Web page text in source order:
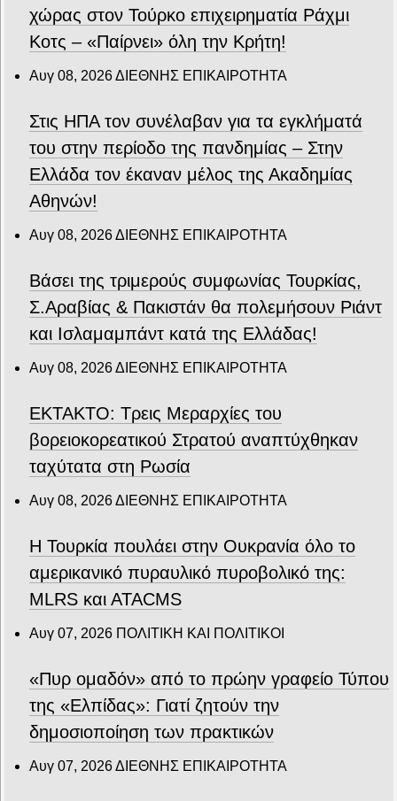
χώρας στον Τούρκο επιχειρηματία Ράχμι
Κοτς – «Παίρνει» όλη την Κρήτη!
Αυγ 08, 2026ΔΙΕΘΝΗΣ ΕΠΙΚΑΙΡΟΤΗΤΑ
Στις ΗΠΑ τον συνέλαβαν για τα εγκλήματά
του στην περίοδο της πανδημίας – Στην
Ελλάδα τον έκαναν μέλος της Ακαδημίας
Αθηνών!
Αυγ 08, 2026ΔΙΕΘΝΗΣ ΕΠΙΚΑΙΡΟΤΗΤΑ
Βάσει της τριμερούς συμφωνίας Τουρκίας,
Σ.Αραβίας & Πακιστάν θα πολεμήσουν Ριάντ
και Ισλαμαμπάντ κατά της Ελλάδας!
Αυγ 08, 2026ΔΙΕΘΝΗΣ ΕΠΙΚΑΙΡΟΤΗΤΑ
ΕΚΤΑΚΤΟ: Τρεις Μεραρχίες του
βορειοκορεατικού Στρατού αναπτύχθηκαν
ταχύτατα στη Ρωσία
Αυγ 08, 2026ΔΙΕΘΝΗΣ ΕΠΙΚΑΙΡΟΤΗΤΑ
Η Τουρκία πουλάει στην Ουκρανία όλο το
αμερικανικό πυραυλικό πυροβολικό της:
MLRS και ΑΤΑCMS
Αυγ 07, 2026 ΠΟΛΙΤΙΚΗ ΚΑΙ ΠΟΛΙΤΙΚΟΙ
«Πυρ ομαδόν» από το πρώην γραφείο Τύπου
της «Ελπίδας»: Γιατί ζητούν την
δημοσιοποίηση των πρακτικών
Αυγ 07, 2026ΔΙΕΘΝΗΣ ΕΠΙΚΑΙΡΟΤΗΤΑ